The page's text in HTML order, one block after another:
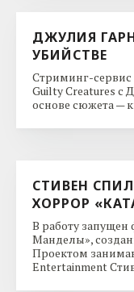
ДЖУЛИЯ
УБИЙСТВЕ
Стриминг-сервис
Guilty Creatures с
основе сюжета —
СТИВЕН
ХОРРОР
В работу
Манделы»,
Проектом
Entertainment